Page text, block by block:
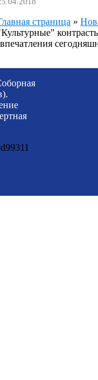
страница »